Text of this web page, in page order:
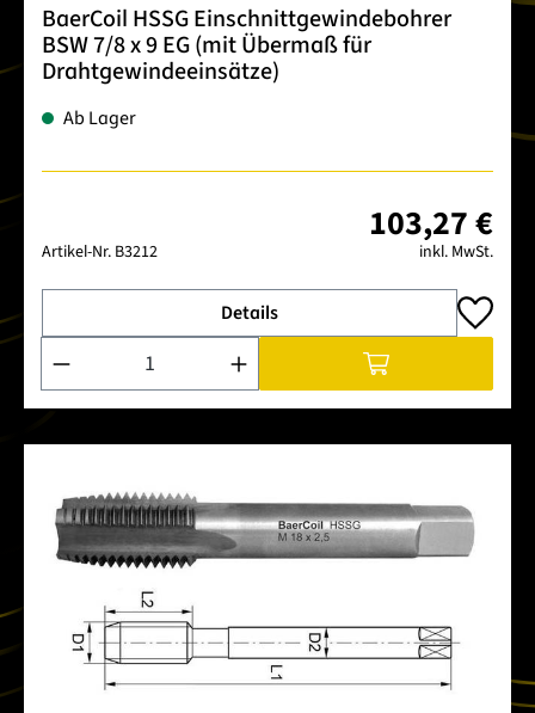
BaerCoil HSSG Einschnittgewindebohrer
BSW 7/8 x 9 EG (mit Übermaß für
Drahtgewindeeinsätze)
Ab Lager
Artikel-Nr. B3212
103,27 €
inkl. MwSt.
Details
Produkt Anzahl: Gib den gewünschten Wert ein oder